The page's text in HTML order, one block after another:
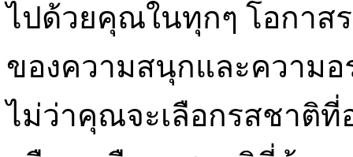
ไปด้วยคุณในทุกๆ โอกาส
ของความสนุกและความ
ไม่ว่าคุณจะเลือกรสชาติที่